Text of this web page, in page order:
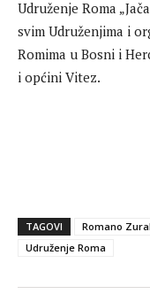
Udruženje Roma
svim Udruženjima i
Romima u Bosni i
i općini Vitez.
TAGOVI Romano
Udruženje Roma